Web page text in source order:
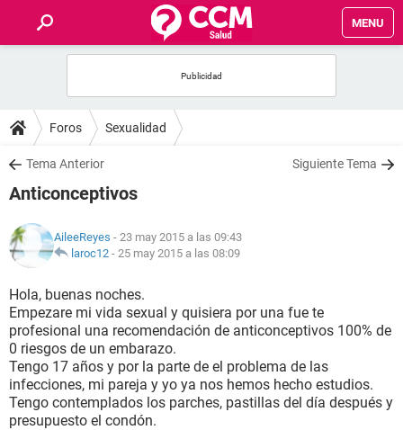
MENU
FOROS
SALUD
NUTRICIÓN
BIENESTAR
SEXUALIDAD
GLOSARIO
Foros Sexualidad
Tema Anterior Siguiente Tema
Anticonceptivos
AileeReyes - 23 may 2015 a las 09:43
laroc12 - 25 may 2015 a las 08:09
Hola, buenas noches.
Empezare mi vida sexual y quisiera por una fue te
profesional una recomendación de anticonceptivos 100% de
0 riesgos de un embarazo.
Tengo 17 años y por la parte de el problema de las
infecciones, mi pareja y yo ya nos hemos hecho estudios.
Tengo contemplados los parches, pastillas del día después y
presupuesto el condón.